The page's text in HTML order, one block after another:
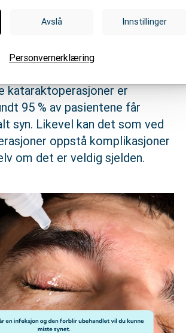
sjeldne)
etter
kataraktoperasjoner er
95 % av pasientene får
syn. Likevel kan det som ved
oppstå komplikasjoner
om det er veldig sjelden.
Avslå Innstillinger
Personvernerklæring